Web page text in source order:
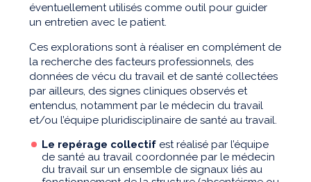
éventuellement utilisés comme outil pour guider
un entretien avec le patient.
Ces explorations sont à réaliser en complément de
la recherche des facteurs professionnels, des
données de vécu du travail et de santé collectées
par ailleurs, des signes cliniques observés et
entendus, notamment par le médecin du travail
et/ou l’équipe pluridisciplinaire de santé au travail.
Le repérage collectif est réalisé par l’équipe
de santé au travail coordonnée par le médecin
du travail sur un ensemble de signaux liés au